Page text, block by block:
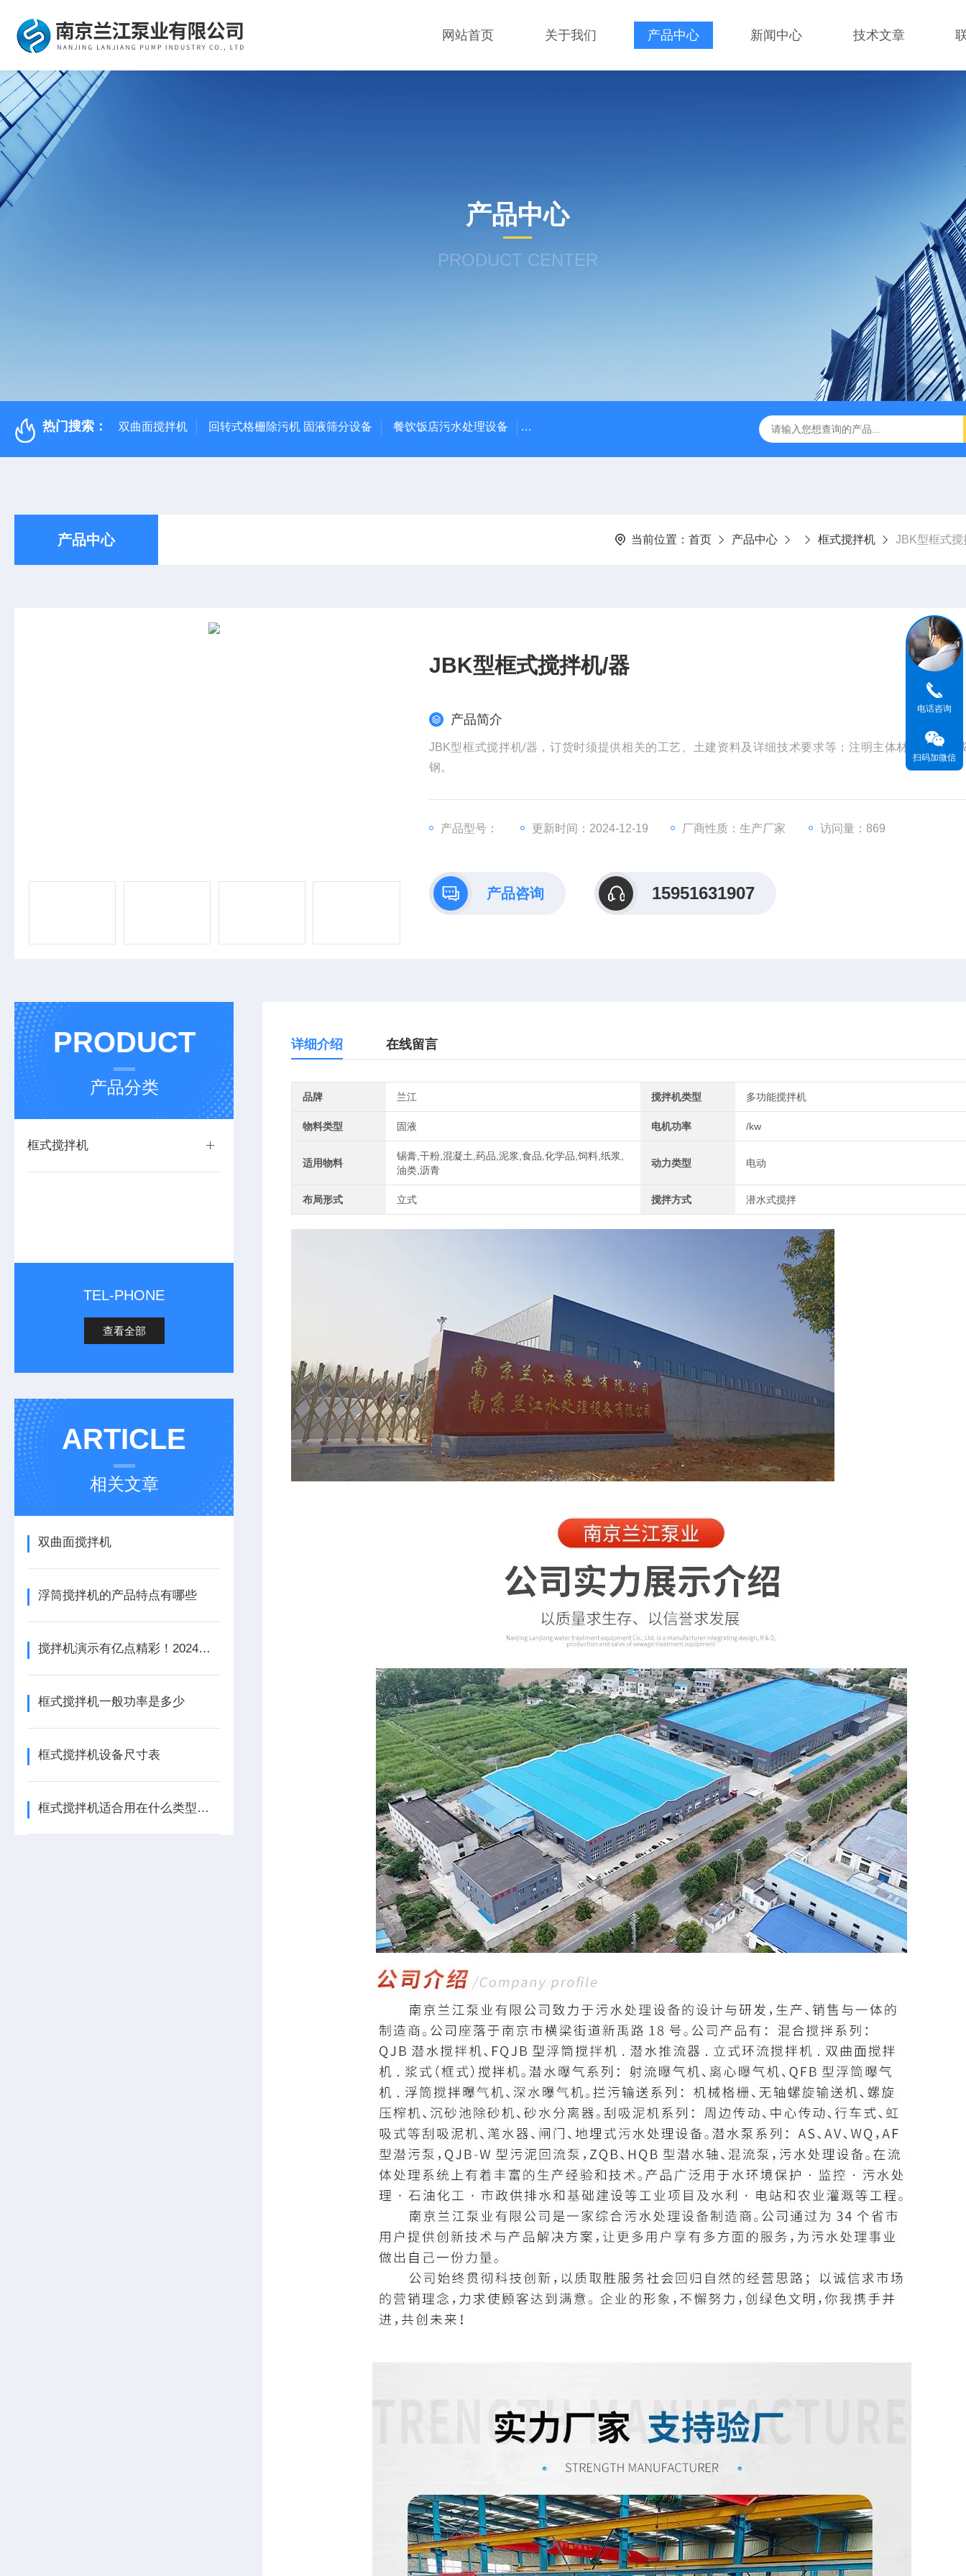
网站首页 关于我们 产品中心 新闻中心 技术文章
产品中心
PRODUCT CENTER
热门搜索： 双曲面搅拌机 回转式格栅除污机 固液筛分设备 餐饮饭店污水处理设备 高密度沉淀池中心传动刮泥机 伞型双曲面立式搅拌机 WNG5二沉池刮吸泥机原
产品中心 当前位置： 首页 产品中心 框式搅拌机 JBK型框式搅
JBK型框式搅拌机/器
产品简介
JBK型框式搅拌机/器，订货时须提供相关的工艺、土建资料及详细技术要求等；注明主体材质，碳钢
钢。
产品型号： 更新时间：2024-12-19 厂商性质：生产厂家 访问量：869
产品咨询 15951631907
PRODUCT
产品分类
框式搅拌机
TEL-PHONE
查看全部
ARTICLE
相关文章
双曲面搅拌机
浮筒搅拌机的产品特点有哪些
搅拌机演示有亿点精彩！2024上海环博会：还得是兰江水处理
框式搅拌机一般功率是多少
框式搅拌机设备尺寸表
框式搅拌机适合用在什么类型的池子
详细介绍 在线留言
品牌 兰江 搅拌机类型 多功能搅拌机
物料类型 固液 电机功率 /kw
适用物料
锡膏,干粉,混凝土,药品,泥浆,食品,化学品,饲料,纸浆,
油类,沥青
动力类型 电动
布局形式 立式 搅拌方式 潜水式搅拌
电话咨询
扫码加微信